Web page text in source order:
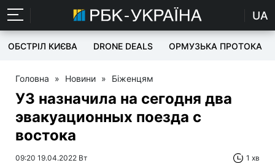
UA
ОБСТРІЛ КИЄВА DRONE DEALS ОРМУЗЬКА ПРОТОКА
Головна » Новини » Біженцям
УЗ назначила на сегодня два
эвакуационных поезда с
востока
09:20 19.04.2022 Вт 1 хв